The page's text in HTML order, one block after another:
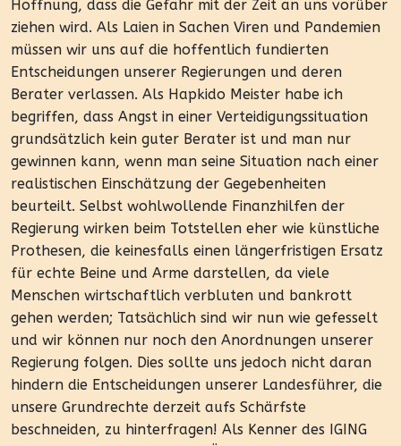
Hoffnung, dass die Gefahr mit der Zeit an uns vorüber
ziehen wird. Als Laien in Sachen Viren und Pandemien
müssen wir uns auf die hoffentlich fundierten
Entscheidungen unserer Regierungen und deren
Berater verlassen. Als Hapkido Meister habe ich
begriffen, dass Angst in einer Verteidigungssituation
grundsätzlich kein guter Berater ist und man nur
gewinnen kann, wenn man seine Situation nach einer
realistischen Einschätzung der Gegebenheiten
beurteilt. Selbst wohlwollende Finanzhilfen der
Regierung wirken beim Totstellen eher wie künstliche
Prothesen, die keinesfalls einen längerfristigen Ersatz
für echte Beine und Arme darstellen, da viele
Menschen wirtschaftlich verbluten und bankrott
gehen werden; Tatsächlich sind wir nun wie gefesselt
und wir können nur noch den Anordnungen unserer
Regierung folgen. Dies sollte uns jedoch nicht daran
hindern die Entscheidungen unserer Landesführer, die
unsere Grundrechte derzeit aufs Schärfste
beschneiden, zu hinterfragen! Als Kenner des IGING